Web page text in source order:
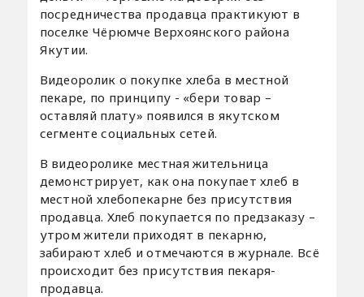
посредничества продавца практикуют в
поселке Чёрюмче Верхоянского района
Якутии.
Видеоролик о покупке хлеба в местной
пекаре, по принципу - «бери товар –
оставляй плату» появился в якутском
сегменте социальных сетей.
В видеоролике местная жительница
демонстрирует, как она покупает хлеб в
местной хлебопекарне без присутствия
продавца. Хлеб покупается по предзаказу –
утром жители приходят в пекарню,
забирают хлеб и отмечаются в журнале. Всё
происходит без присутствия пекаря-
продавца.